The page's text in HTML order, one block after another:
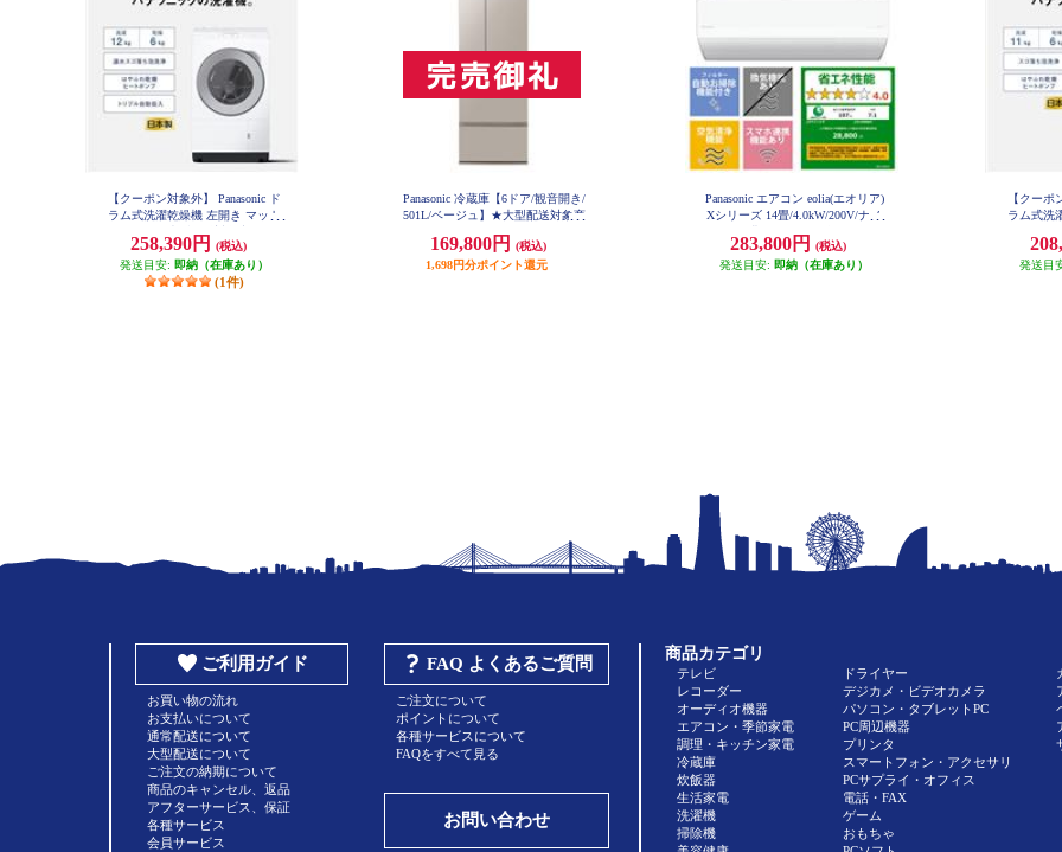
【クーポン対象外】 Panasonic ド
ラム式洗濯乾燥機 左開き マット
LX127EL-W
258,390円
(税込)
発送目安: 即納（在庫あり）
(1件)
Panasonic 冷蔵庫【6ドア/観音開き/
501L/ベージュ】★大型配送対象商
169,800円
(税込)
1,698円分ポイント還元
Panasonic エアコン eolia(エオリア)
Xシリーズ 14畳/4.0kW/200V/ナノ
付/W/2026年度 CS-X406D2-ESET
283,800円
(税込)
発送目安: 即納（在庫あり）
【クーポ
ラム式洗
発送目
ご利用ガイド
お買い物の流れ
お支払いについて
通常配送について
大型配送について
ご注文の納期について
商品のキャンセル、返品
アフターサービス、保証
各種サービス
会員サービス
FAQ よくあるご質問
ご注文について
ポイントについて
各種サービスについて
FAQをすべて見る
お問い合わせ
商品カテゴリ
テレビ
レコーダー
オーディオ機器
エアコン・季節家電
調理・キッチン家電
冷蔵庫
炊飯器
生活家電
洗濯機
掃除機
ドライヤー
デジカメ・ビデオカメラ
パソコン・タブレットPC
PC周辺機器
プリンタ
スマートフォン・アクセサリ
PCサプライ・オフィス
電話・FAX
ゲーム
おもちゃ